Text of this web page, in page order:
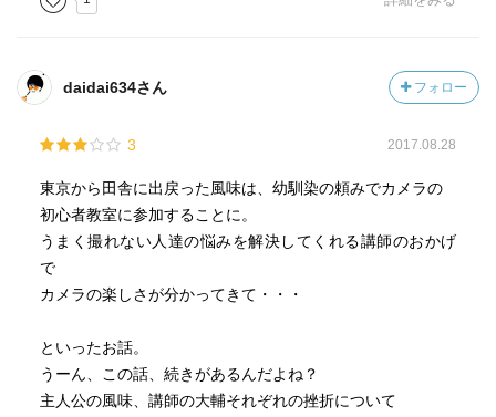
daidai634さん フォロー
3 2017.08.28
東京から田舎に出戻った風味は、幼馴染の頼みでカメラの
初心者教室に参加することに。
うまく撮れない人達の悩みを解決してくれる講師のおかげ
で
カメラの楽しさが分かってきて・・・
といったお話。
うーん、この話、続きがあるんだよね？
主人公の風味、講師の大輔それぞれの挫折について